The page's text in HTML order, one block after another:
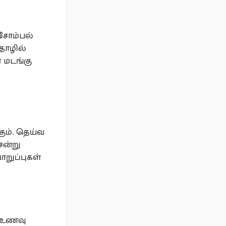
சோம்பல்
மடங்கு
தெய்வ